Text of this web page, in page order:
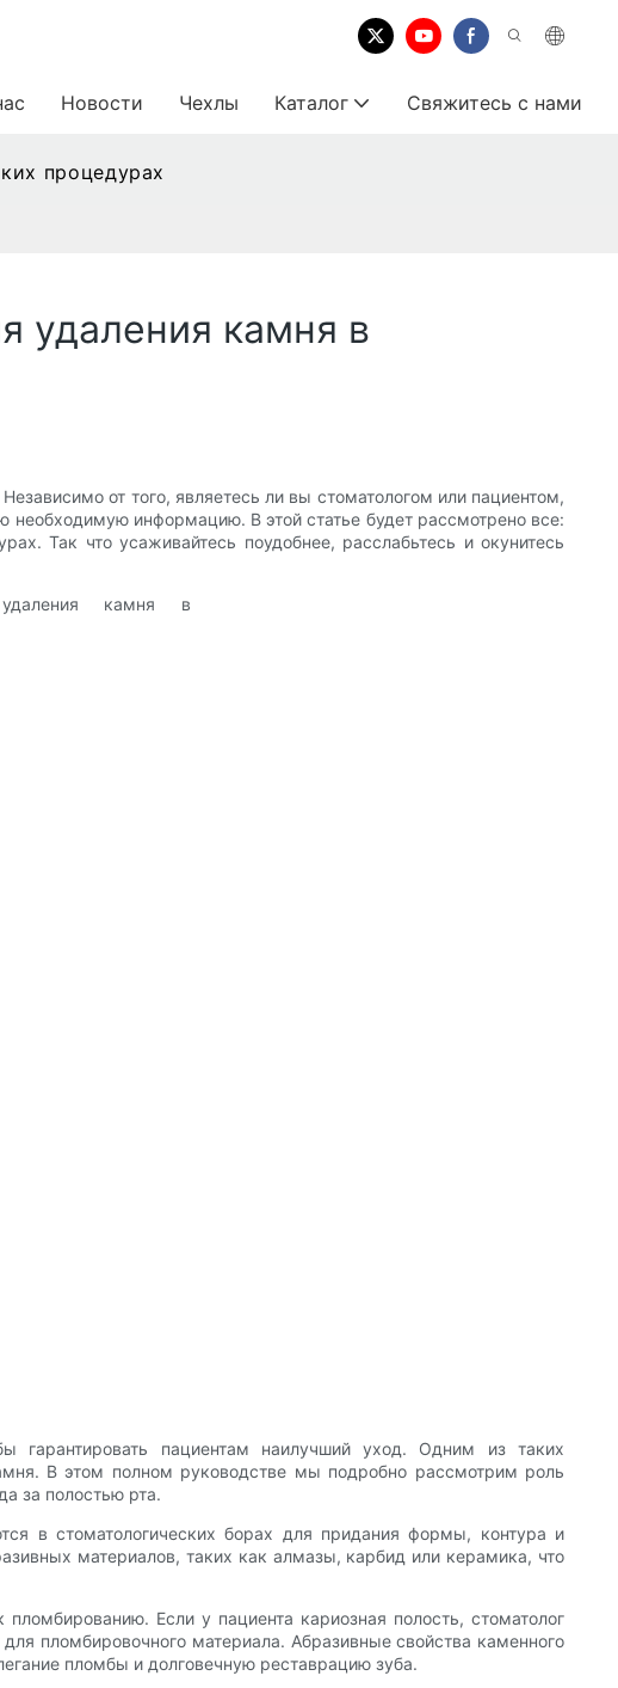
Новости Чехлы Каталог Свяжитесь с нами
процедурах
удаления камня в
от того, являетесь ли вы стоматологом или пациентом,
необходимую информацию. В этой статье будет рассмотрено все:
Так что усаживайтесь поудобнее, расслабьтесь и окунитесь
гарантировать пациентам наилучший уход. Одним из таких
В этом полном руководстве мы подробно рассмотрим роль
за полостью рта.
в стоматологических борах для придания формы, контура и
материалов, таких как алмазы, карбид или керамика, что
Если у пациента кариозная полость, стоматолог
пломбировочного материала. Абразивные свойства каменного
пломбы и долговечную реставрацию зуба.